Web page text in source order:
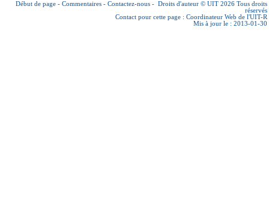
Début de page - Commentaires - Contactez-nous - Droits d'auteur © UIT 2026 Tous droits
réservés
Contact pour cette page : Coordinateur Web de l'UIT-R
Mis à jour le : 2013-01-30